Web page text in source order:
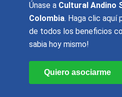
Únase a Cultural Andino
Colombia. Haga clic aquí
de todos los beneficios
sabia hoy mismo!
Quiero asociarme